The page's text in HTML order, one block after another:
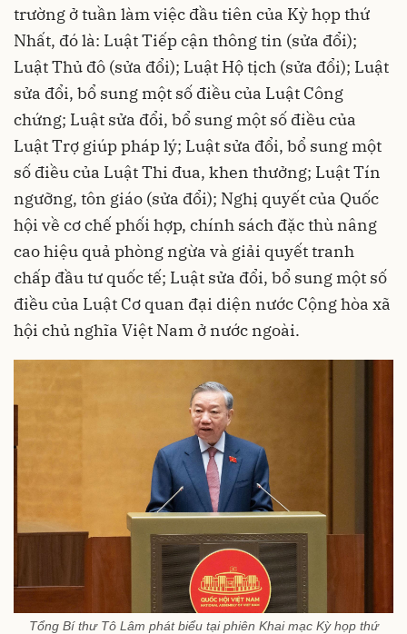
trường ở tuần làm việc đầu tiên của Kỳ họp thứ
Nhất, đó là: Luật Tiếp cận thông tin (sửa đổi);
Luật Thủ đô (sửa đổi); Luật Hộ tịch (sửa đổi); Luật
sửa đổi, bổ sung một số điều của Luật Công
chứng; Luật sửa đổi, bổ sung một số điều của
Luật Trợ giúp pháp lý; Luật sửa đổi, bổ sung một
số điều của Luật Thi đua, khen thưởng; Luật Tín
ngưỡng, tôn giáo (sửa đổi); Nghị quyết của Quốc
hội về cơ chế phối hợp, chính sách đặc thù nâng
cao hiệu quả phòng ngừa và giải quyết tranh
chấp đầu tư quốc tế; Luật sửa đổi, bổ sung một số
điều của Luật Cơ quan đại diện nước Cộng hòa xã
hội chủ nghĩa Việt Nam ở nước ngoài.
Tổng Bí thư Tô Lâm phát biểu tại phiên Khai mạc Kỳ họp thứ